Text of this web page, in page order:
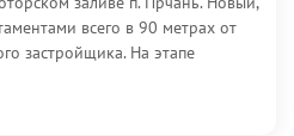
всего в 90 метрах от
застройщика. На этапе